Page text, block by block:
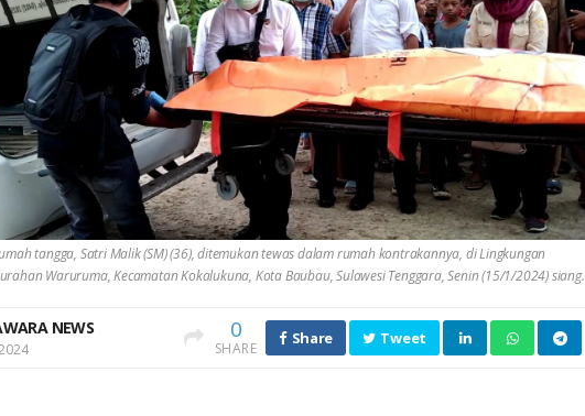
tangga, Satri Malik (SM) (36), ditemukan tewas dalam rumah kontrakannya, di Lingkungan
Waruruma, Kecamatan Kokalukuna, Kota Baubau, Sulawesi Tenggara, Senin (15/1/2024) siang.
NEWS 0
SHARE
Share Tweet